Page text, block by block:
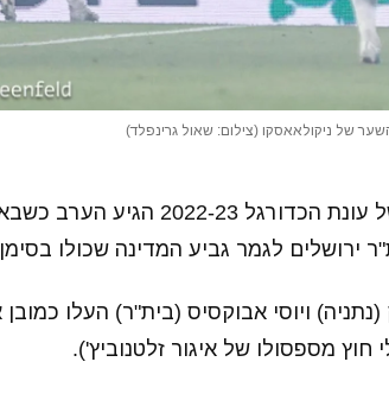
של ניקולאאסקו (צילום: שאול גרינפלד)
חד מרגעי השיא של עונת
ירושלים לגמר גביע המדינה שכולו
(נתניה) ויוסי אבוקסיס (בית"ר) העלו
מספסולו של איגור זלטנוביץ').